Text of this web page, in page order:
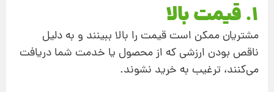
1. قیمت بالا
مشتریان ممکن است قیمت را بالا ببینند و به دلیل
ناقص بودن ارزشی که از محصول یا خدمت شما دریافت
می‌کنند، ترغیب به خرید نشوند.